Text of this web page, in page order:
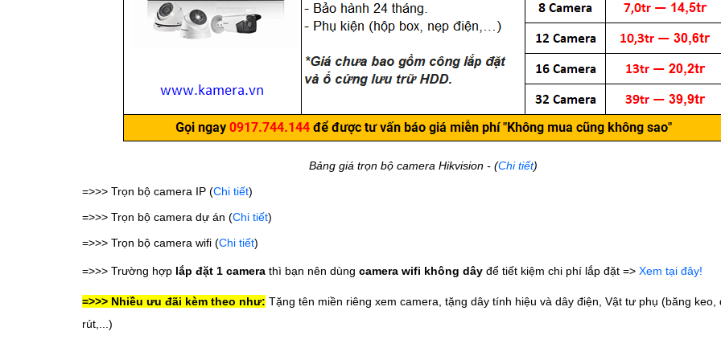
Bảng giá trọn bộ camera Hikvision - (Chi tiết)
=>>> Trọn bộ camera IP (Chi tiết)
=>>> Trọn bộ camera dự án (Chi tiết)
=>>> Trọn bộ camera wifi (Chi tiết)
=>>> Trường hợp lắp đặt 1 camera thì bạn nên dùng camera wifi không dây để tiết kiệm chi phí lắp đặt => Xem tại đây!
=>>> Nhiều ưu đãi kèm theo như: Tặng tên miền riêng xem camera, tặng dây tính hiệu và dây điện, Vật tư phụ (băng keo,
rút,...)